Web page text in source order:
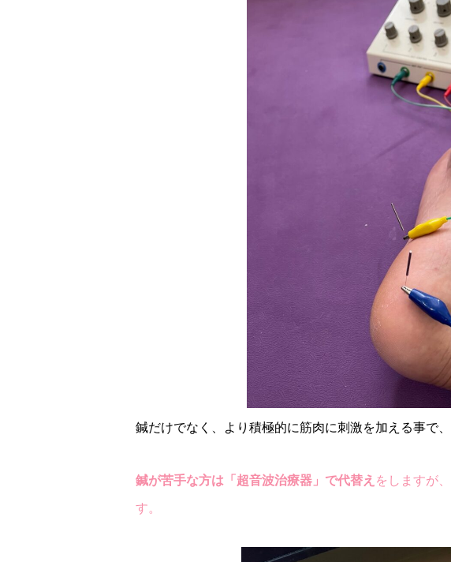
鍼だけでなく、より積極的に筋肉に刺激を加える事で
鍼が苦手な方は「超音波治療器」で代替え をしますが
す。